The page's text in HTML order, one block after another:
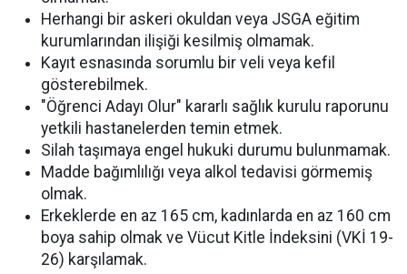
Herhangi bir askeri okuldan veya JSGA eğitim
kurumlarından ilişiği kesilmiş olmamak.
Kayıt esnasında sorumlu bir veli veya kefil
gösterebilmek.
"Öğrenci Adayı Olur" kararlı sağlık kurulu raporunu
yetkili hastanelerden temin etmek.
Silah taşımaya engel hukuki durumu bulunmamak.
Madde bağımlılığı veya alkol tedavisi görmemiş
olmak.
Erkeklerde en az 165 cm, kadınlarda en az 160 cm
boya sahip olmak ve Vücut Kitle İndeksini (VKİ 19-
26) karşılamak.